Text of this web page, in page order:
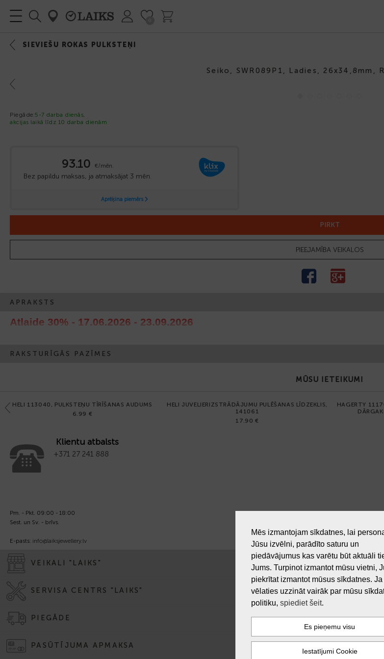
SIEVIEŠU ROKAS PULKSTEŅI
Seiko, SWR089P1, Ladies, 26x34,8mm,
Previous
Piegāde:5-7 darba dienās,
akcijas laikā līdz 10 darba dienām
PIRKT
PIEEJAMĪBA VEIKALOS
APRAKSTS
Atlaide 30% - 17.06.2026 - 23.09.2026
RAKSTURĪGĀS PAZĪMES
MŪSU IETEIKUMI
Previous
HELI 113040, PULKSTEŅU TĪRĪŠANAS AUDUMS
6.99 €
HELI JUVELIERIZSTRĀDĀJUMU PULĒŠANAS LĪDZEKLIS,
141061
17.90 €
HAGERTY
Klientu atbalsts
+371 27 241 888
Pm. - Pkt. 09:00 - 18:00
Sest. un Sv. - brīvs.
E-pasts: info@laiksjewellery.lv
VEIKALI "LAIKS"
SERVISA CENTRS "LAIKS"
PIEGĀDE
PASŪTĪJUMA APMAKSA
Mēs izmantojam sīkdatnes, lai
Jūsu izvēlni, parādīto saturu un
piedāvājumus kas varētu būt aktuāli
Jums. Turpinot izmantot mūsu vietni,
piekrītat izmantot mūsus sīkdatnes.
vēlaties uzzināt vairāk par mūsu
politiku, spiediet šeit.